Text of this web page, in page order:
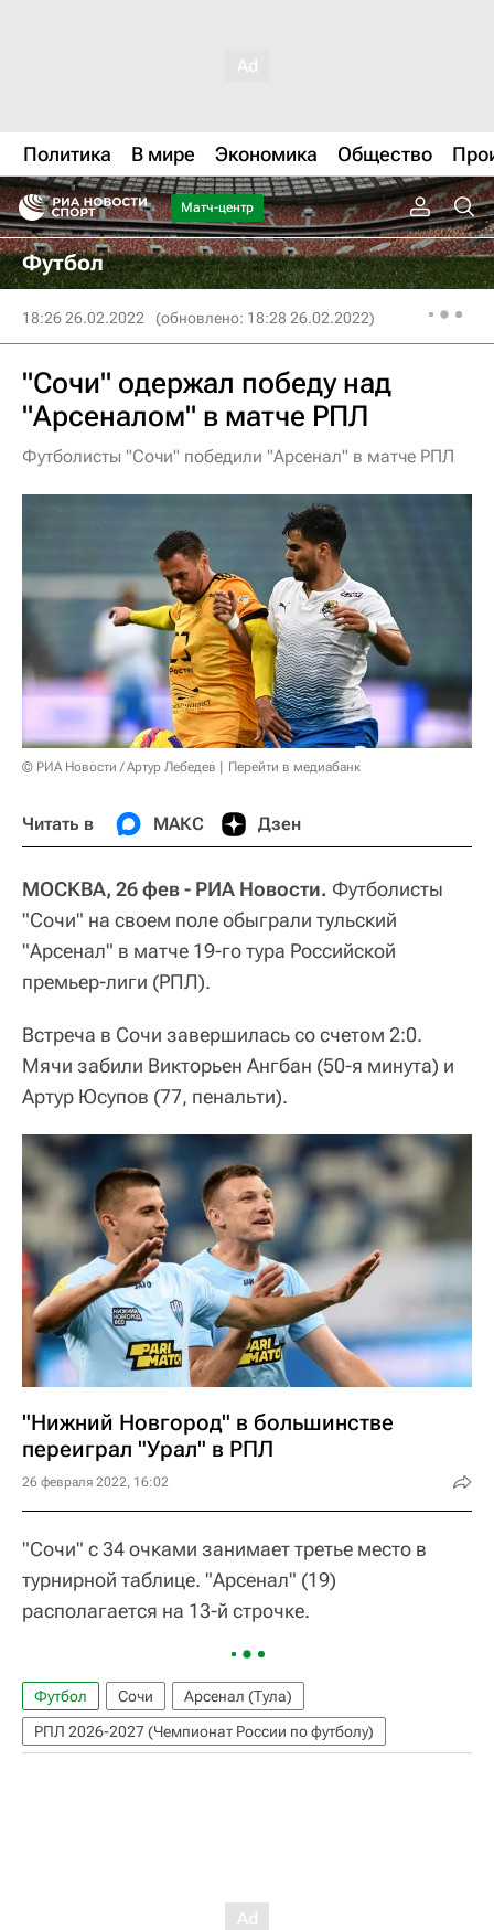
Политика В мире Экономика Общество
Матч-центр
Футбол
18:26 26.02.2022 (обновлено: 18:28 26.02.2022)
"Сочи" одержал победу над
"Арсеналом" в матче РПЛ
Футболисты "Сочи" победили "Арсенал" в матче РПЛ
© РИА Новости / Артур Лебедев Перейти в медиабанк
Читать в МАКС Дзен
МОСКВА, 26 фев - РИА Новости. Футболисты
"Сочи" на своем поле обыграли тульский
"Арсенал" в матче 19-го тура Российской
премьер-лиги (РПЛ).
Встреча в Сочи завершилась со счетом 2:0.
Мячи забили Викторьен Ангбан (50-я минута) и
Артур Юсупов (77, пенальти).
"Нижний Новгород" в большинстве
переиграл "Урал" в РПЛ
26 февраля 2022, 16:02
"Сочи" с 34 очками занимает третье место в
турнирной таблице. "Арсенал" (19)
располагается на 13-й строчке.
Футбол Сочи
Арсенал (Тула)
РПЛ 2026-2027 (Чемпионат России по футболу)